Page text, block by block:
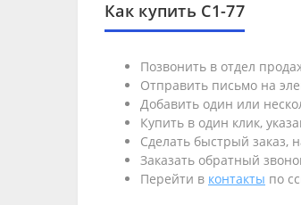
Как купить С1-77
Позвонить в отдел
Отправить письмо на
Добавить один или
Купить в один клик,
Сделать быстрый заказ,
Заказать обратный
Перейти в контакты по